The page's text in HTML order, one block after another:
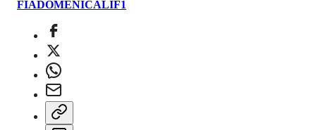
FIADOMENICALIF1